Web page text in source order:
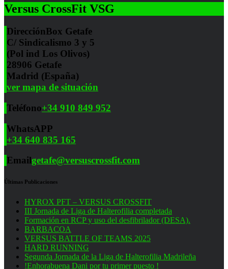
Versus CrossFit VSG
DirecciónBox Getafe
C/ Sindicalismo 3 y 5
(Pol ind Los Olivos)
28906 Getafe
Madrid (España)
ver mapa de situación
Teléfono+34 910 849 952
WhatsAPP
+34 640 835 165
Emailgetafe@versuscrossfit.com
Últimas Publicaciones
HYROX PFT – VERSUS CROSSFIT
III Jornada de Liga de Halterofilia completada
Formación en RCP y uso del desfibrilador (DESA).
BARBACOA
VERSUS BATTLE OF TEAMS 2025
HARD RUNNING
Segunda Jornada de la Liga de Halterofilia Madrileña
!Enhorabuena Dani por tu primer puesto !